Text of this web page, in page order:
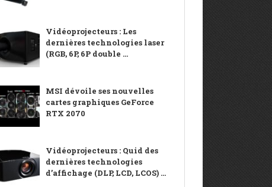
Vidéoprojecteurs : Les
dernières technologies laser
(RGB, 6P, 6P double ...
MSI dévoile ses nouvelles
cartes graphiques GeForce
RTX 2070
Vidéoprojecteurs : Quid des
dernières technologies
d’affichage (DLP, LCD, LCOS) ...